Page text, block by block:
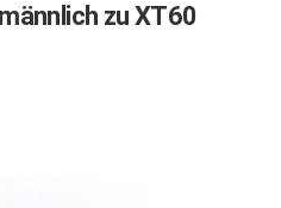
zu XT60